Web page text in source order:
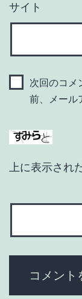
サイト
次回のコメ
前、メール
上に表示され